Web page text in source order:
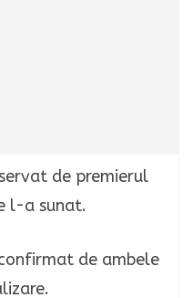
de premierul
l-a sunat.
de ambele